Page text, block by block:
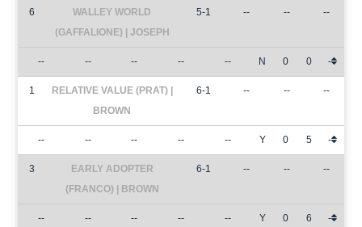
6
WALLEY WORLD
(GAFFALIONE) | JOSEPH
5-1 -- -- --
-- -- -- -- -- N 0 0 -
1
RELATIVE VALUE (PRAT) |
BROWN
6-1 -- -- --
-- -- -- -- -- Y 0 5 -
3
EARLY ADOPTER
(FRANCO) | BROWN
6-1 -- -- --
-- -- -- -- -- Y 0 6 -